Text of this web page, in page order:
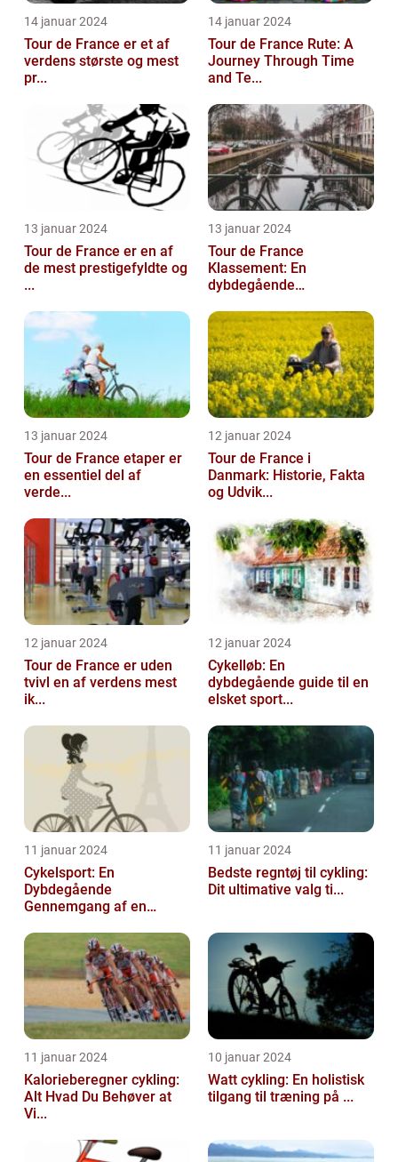
14 januar 2024
Tour de France er et af
verdens største og mest
pr...
14 januar 2024
Tour de France Rute: A
Journey Through Time
and Te...
13 januar 2024
Tour de France er en af
de mest prestigefyldte og
...
13 januar 2024
Tour de France
Klassement: En
dybdegående
13 januar 2024
Tour de France etaper er
en essentiel del af
verde...
12 januar 2024
Tour de France i
Danmark: Historie, Fakta
og Udvik...
12 januar 2024
Tour de France er uden
tvivl en af verdens mest
ik...
12 januar 2024
Cykelløb: En
dybdegående guide til en
elsket sport...
11 januar 2024
Cykelsport: En
Dybdegående
Gennemgang af en
11 januar 2024
Bedste regntøj til cykling:
Dit ultimative valg ti...
11 januar 2024
Kalorieberegner cykling:
Alt Hvad Du Behøver at
Vi...
10 januar 2024
Watt cykling: En holistisk
tilgang til træning på ...